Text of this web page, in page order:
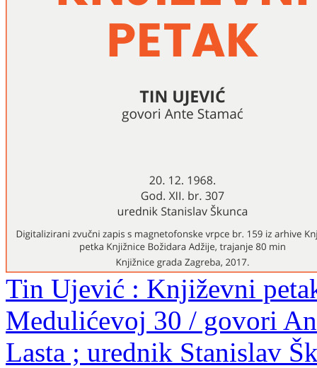
Tin Ujević : Književni
Medulićevoj 30 / govori
Lasta ; urednik Stanislav